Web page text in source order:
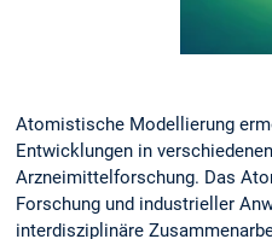
Atomistische Modellierung
Entwicklungen in
Arzneimittelforschung. Das
Forschung und industrieller
interdisziplinäre